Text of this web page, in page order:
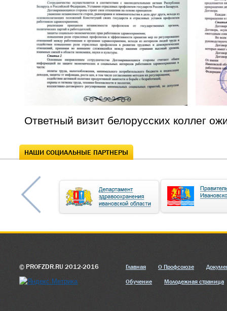
Ответный визит белорусских коллег
НАШИ СОЦИАЛЬНЫЕ ПАРТНЕРЫ
© PROFZDR.RU 2012-2016 Главная О Профсоюзе
Обучение Молодежная страница